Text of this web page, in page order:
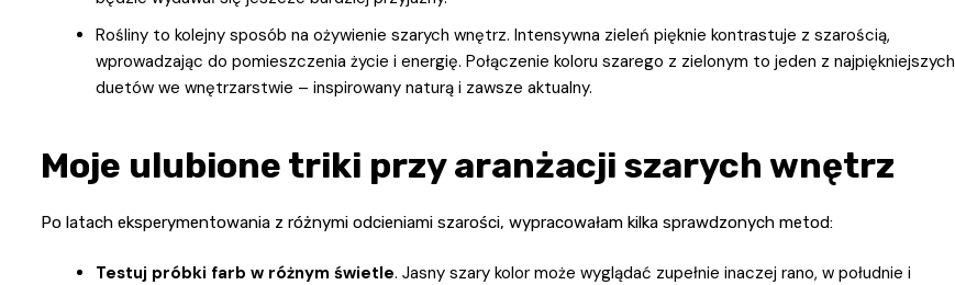
Rośliny to kolejny sposób na ożywienie szarych wnętrz. Intensywna zieleń pięknie kontrastuje z szarością,
wprowadzając do pomieszczenia życie i energię. Połączenie koloru szarego z zielonym to jeden z najpiękniejszych
duetów we wnętrzarstwie – inspirowany naturą i zawsze aktualny.
Moje ulubione triki przy aranżacji szarych wnętrz
Po latach eksperymentowania z różnymi odcieniami szarości, wypracowałam kilka sprawdzonych metod:
Testuj próbki farb w różnym świetle. Jasny szary kolor może wyglądać zupełnie inaczej rano, w południe i